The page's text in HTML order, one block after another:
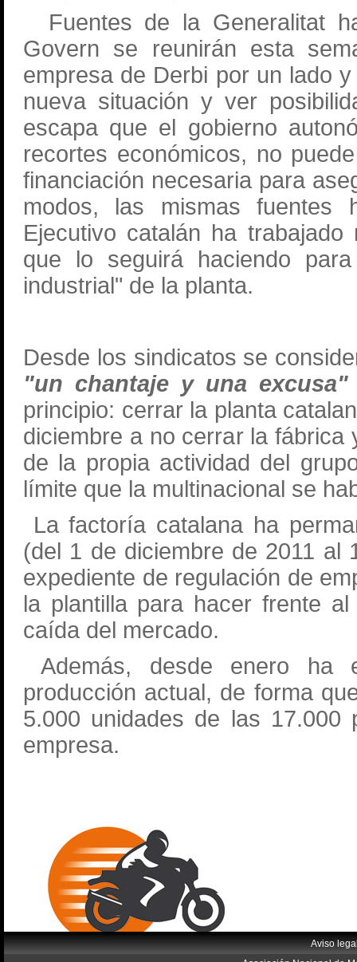
Fuentes de la Generalitat
Govern se reunirán esta
empresa de Derbi por un lado
nueva situación y ver
escapa que el gobierno
recortes económicos, no
financiación necesaria para
modos, las mismas fuentes
Ejecutivo catalán ha
que lo seguirá haciendo
industrial" de la planta.
Desde los sindicatos se
"un chantaje y una excusa"
principio: cerrar la planta
diciembre a no cerrar la fábrica
de la propia actividad del
límite que la multinacional se
La factoría catalana ha
(del 1 de diciembre de 2011 al
expediente de regulación de
la plantilla para hacer frente
caída del mercado.
Además, desde enero ha
producción actual, de forma
5.000 unidades de las 17.000
empresa.
Aviso